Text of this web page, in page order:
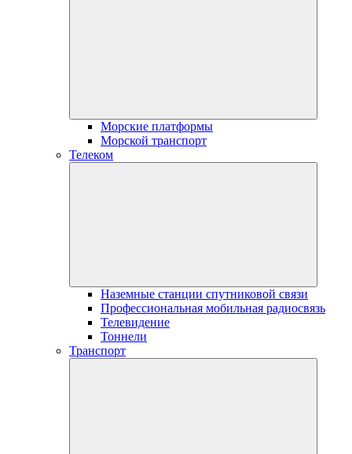
Морские платформы
Морской транспорт
Телеком
Наземные станции спутниковой связи
Профессиональная мобильная радиосвязь
Телевидение
Тоннели
Транспорт